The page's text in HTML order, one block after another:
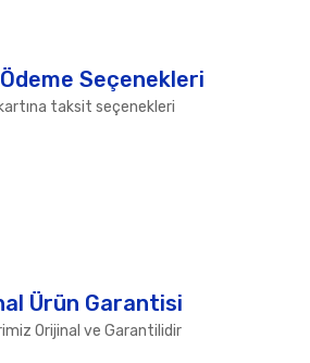
Seçenekleri
taksit seçenekleri
Ürün Garantisi
Orijinal ve Garantilidir